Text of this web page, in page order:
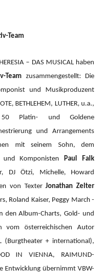
Team
– DAS MUSICAL haben
Team zusammengestellt: Die
und Musikproduzent
BETHLEHEM, LUTHER, u.a.,
50 Platin- und Goldene
und Arrangements
mit seinem Sohn, dem
und KomponistenPaul Falk
DJ Ötzi, Michelle, Howard
von TexterJonathan Zelter
Roland Kaiser, Peggy March -
den Album-Charts, Gold- und
vom österreichischen Autor
(Burgtheater + international),
IN VIENNA, RAIMUND-
Entwicklung übernimmt VBW-